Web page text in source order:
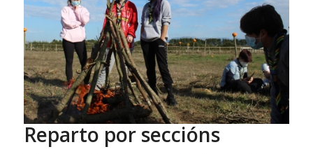
Reparto por seccións